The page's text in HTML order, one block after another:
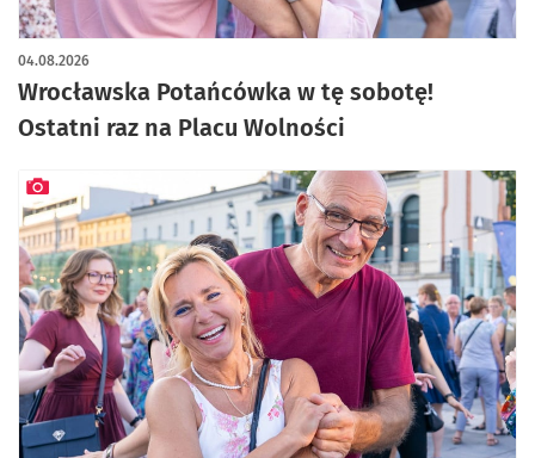
Wrocławska Potańcówka w tę sobotę!
Ostatni raz na Placu Wolności
04.08.2026